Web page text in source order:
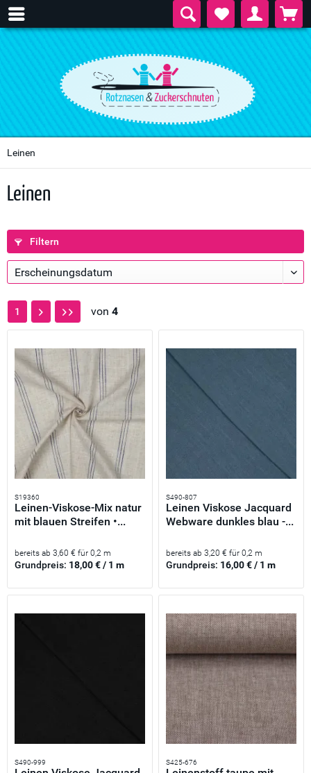
Leinen
Leinen
Filtern
1 von 4
S19360
Leinen-Viskose-Mix natur
mit blauen Streifen •...
bereits ab 3,60 € für 0,2 m
Grundpreis: 18,00 € / 1 m
S490-807
Leinen Viskose Jacquard
Webware dunkles blau -...
bereits ab 3,20 € für 0,2 m
Grundpreis: 16,00 € / 1 m
S490-999 S425-676